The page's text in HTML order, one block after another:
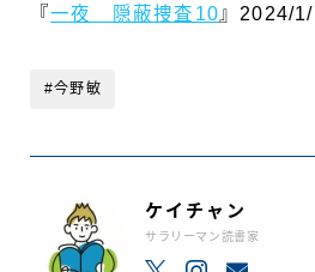
『一夜 隠蔽捜査10 』2024/
#今野敏
ケイチャン
サラリーマン読書家